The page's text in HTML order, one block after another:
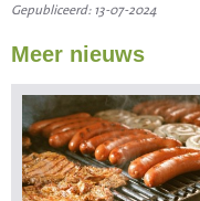
Gepubliceerd: 13-07-2024
Meer nieuws